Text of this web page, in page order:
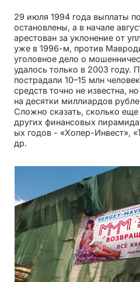
29 июля 1994 года выплаты
остановлены, а в начале
арестован за уклонение от
уже в 1996-м, против
уголовное дело о
удалось только в 2003 году.
пострадали 10–15 млн
средств точно не известна,
на десятки миллиардов
Сложно сказать, сколько
других финансовых
ых годов - «Хопер-Инвест»,
др.